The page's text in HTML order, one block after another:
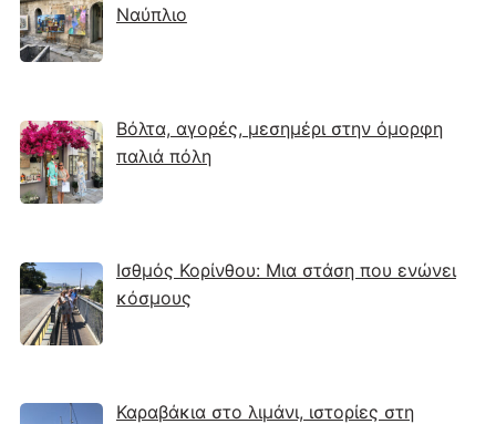
Ναύπλιο
Βόλτα, αγορές, μεσημέρι στην όμορφη
παλιά πόλη
Ισθμός Κορίνθου: Μια στάση που ενώνει
κόσμους
Καραβάκια στο λιμάνι, ιστορίες στη